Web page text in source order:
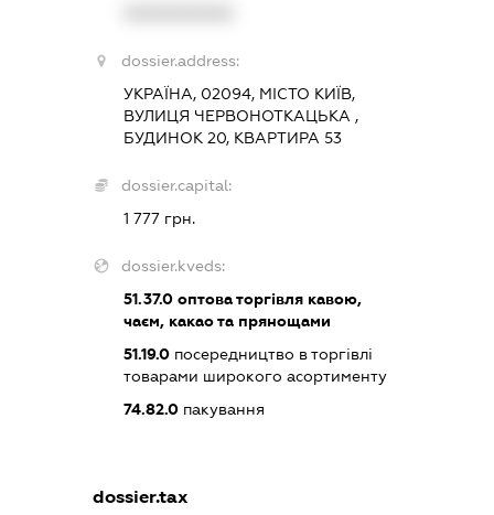
dossier.address:
УКРАЇНА, 02094, МІСТО КИЇВ,
ВУЛИЦЯ ЧЕРВОНОТКАЦЬКА ,
БУДИНОК 20, КВАРТИРА 53
dossier.capital:
1 777 грн.
dossier.kveds:
51.37.0оптова торгівля кавою,
чаєм, какао та прянощами
51.19.0посередництво в торгівлі
товарами широкого асортименту
74.82.0пакування
dossier.tax